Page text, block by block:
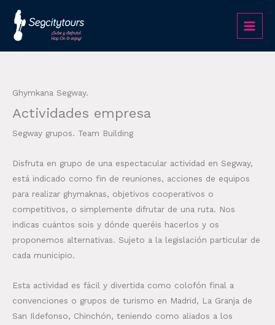
contenido
Ghymkana Segway.
Actividades empresa
Segway grupos. Team Building
Disfruta en grupo de una espectacular actividad en Segway,
está indicado como fin de reuniones, acciones de equipos
para realizar ghymaknas, objetivos cooperativos o
competitivos, o simplemente difrutar de una ruta. Nos
indicas cuántos sois y dónde queréis hacerlos y os
proponemos alternativas. Sujeto a la legislación particular de
cada municipio.
Esta actividad es fácil y divertida como colofón final a
convenciones o grupos de turismo en Madrid, La Granja de
San Ildefonso, Chinchón, teniendo como aliados a los